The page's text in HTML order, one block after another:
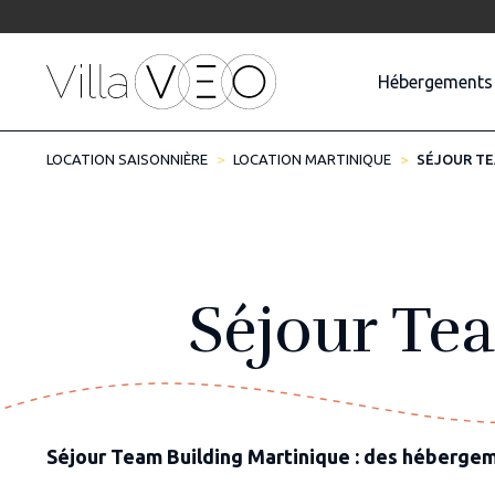
Hébergements
LOCATION SAISONNIÈRE LOCATION MARTINIQUE SÉJOUR
Séjour
Séjour Team Building Martinique : des